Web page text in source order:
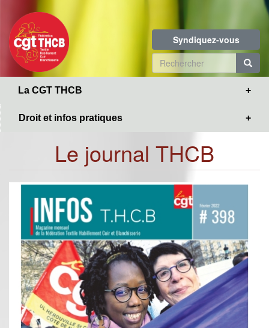
contenu
principal
Syndiquez-vous
Formulaire
de
La CGT THCB
Droit et infos pratiques
Le journal THCB